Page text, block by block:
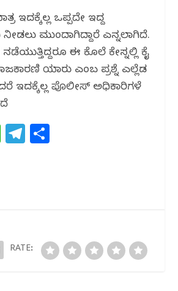
ಇದಕ್ಕೆಲ್ಲ ಒಪ್ಪದೇ ಇದ್ದ
ಮುಂದಾಗಿದ್ದಾರೆ ಎನ್ನಲಾಗಿದೆ.
ಈ ಕೊಲೆ ಕೇಸ್ನಲ್ಲಿ ಕೈ
ಯಾರು ಎಂಬ ಪ್ರಶ್ನೆ ಎಲ್ಲೆಡ
ಇದಕ್ಕೆಲ್ಲ ಪೊಲೀಸ್ ಅಧಿಕಾರಿಗಳೆ
W
A
p
T
ra
RATE: